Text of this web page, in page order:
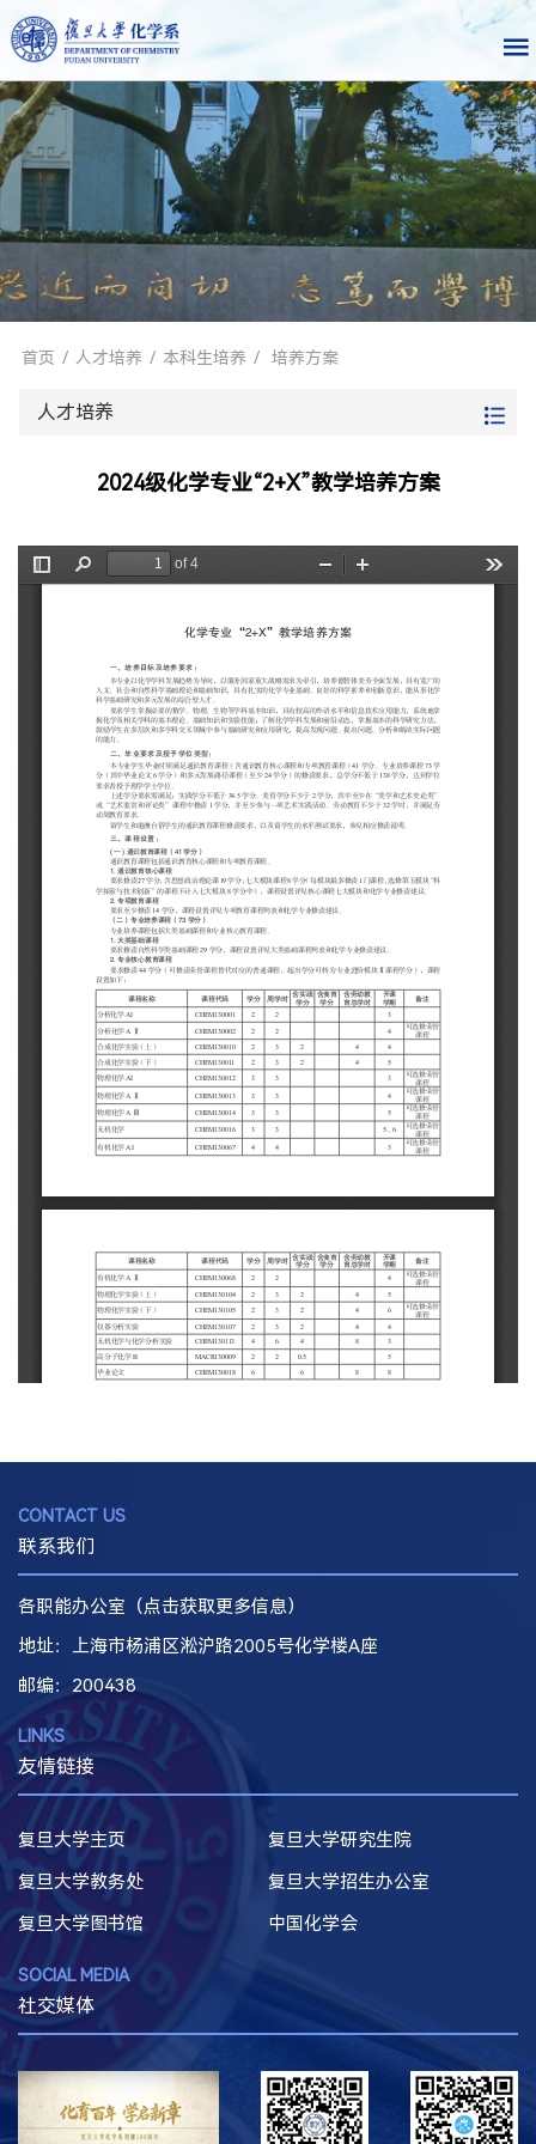
首页 / 人才培养 / 本科生培养 / 培养方案
人才培养
2024级化学专业“2+X”教学培养方案
CONTACT US
联系我们
各职能办公室（点击获取更多信息）
地址：上海市杨浦区淞沪路2005号化学楼A座
邮编：200438
LINKS
友情链接
复旦大学主页
复旦大学研究生院
复旦大学教务处
复旦大学招生办公室
复旦大学图书馆
中国化学会
SOCIAL MEDIA
社交媒体